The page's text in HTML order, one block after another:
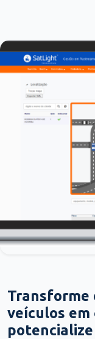
Transforme
veículos em